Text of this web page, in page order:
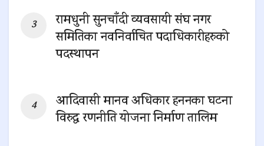
रामधुनी सुनचाँदी व्यवसायी संघ नगर
समितिका नवनिर्वाचित पदाधिकारीहरुको
पदस्थापन
आदिवासी मानव अधिकार हननका घटना
विरुद्ध रणनीति योजना निर्माण तालिम